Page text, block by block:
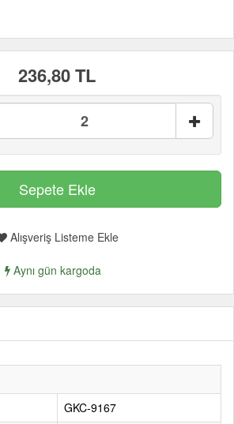
236,80 TL
Alışveriş Listeme Ekle
Aynı gün kargoda
GKC-9167